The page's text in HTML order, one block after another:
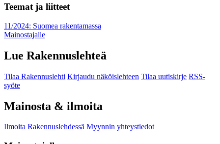
Teemat ja liitteet
11/2024: Suomea rakentamassa
Mainostajalle
Lue Rakennuslehteä
Tilaa Rakennuslehti Kirjaudu näköislehteen Tilaa uutiskirje RSS-
syöte
Mainosta & ilmoita
Ilmoita Rakennuslehdessä Myynnin yhteystiedot